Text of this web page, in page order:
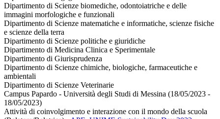
Dipartimento di Scienze biomediche, odontoiatriche e delle
immagini morfologiche e funzionali
Dipartimento di Scienze matematiche e informatiche, scienze fisiche
e scienze della terra
Dipartimento di Scienze politiche e giuridiche
Dipartimento di Medicina Clinica e Sperimentale
Dipartimento di Giurisprudenza
Dipartimento di Scienze chimiche, biologiche, farmaceutiche e
ambientali
Dipartimento di Scienze Veterinarie
Campus Papardo - Università degli Studi di Messina (18/05/2023 -
18/05/2023)
Attività di coinvolgimento e interazione con il mondo della scuola